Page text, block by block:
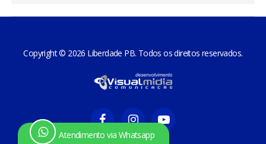
Atendimento via Whatsapp
Copyright © 2026 Liberdade PB. Todos os direitos reservados.